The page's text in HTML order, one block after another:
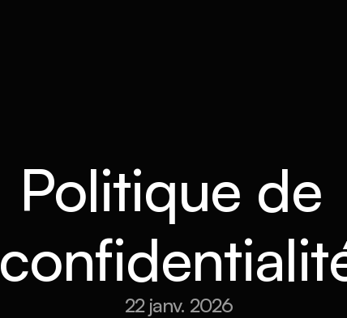
Politique de
22 janv. 2026